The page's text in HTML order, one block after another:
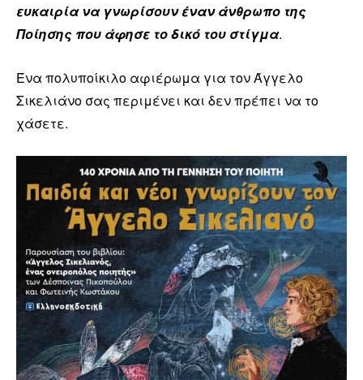
ευκαιρία να γνωρίσουν έναν άνθρωπο της
Ποίησης που άφησε το δικό του στίγμα.
Ένα πολυποίκιλο αφιέρωμα για τον Άγγελο
Σικελιάνο σας περιμένει και δεν πρέπει να το
χάσετε.